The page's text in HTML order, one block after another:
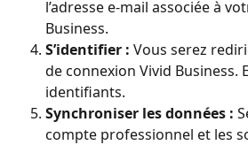
l’adresse e-mail associée à
Business.
S’identifier : Vous serez
de connexion Vivid Business.
identifiants.
Synchroniser les données :
compte professionnel et les